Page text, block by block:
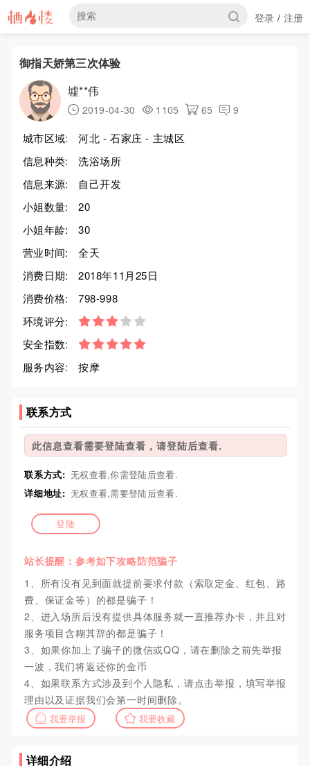
登录 / 注册
御指天娇第三次体验
墟**伟
2019-04-30 1105 65 9
城市区域:
河北 - 石家庄 - 主城区
信息种类:
洗浴场所
信息来源:
自己开发
小姐数量:
20
小姐年龄:
30
营业时间:
全天
消费日期:
2018年11月25日
消费价格:
798-998
环境评分:
安全指数:
服务内容:
按摩
联系方式
此信息查看需要登陆查看，请登陆后查看.
联系方式: 无权查看,你需登陆后查看.
详细地址: 无权查看,需要登陆后查看.
登陆
站长提醒：参考如下攻略防范骗子
1、所有没有见到面就提前要求付款（索取定金、红包、路
费、保证金等）的都是骗子！
2、进入场所后没有提供具体服务就一直推荐办卡，并且对
服务项目含糊其辞的都是骗子！
3、如果你加上了骗子的微信或QQ，请在删除之前先举报
一波，我们将返还你的金币
4、如果联系方式涉及到个人隐私，请点击举报，填写举报
理由以及证据我们会第一时间删除。
我要举报 我要收藏
详细介绍